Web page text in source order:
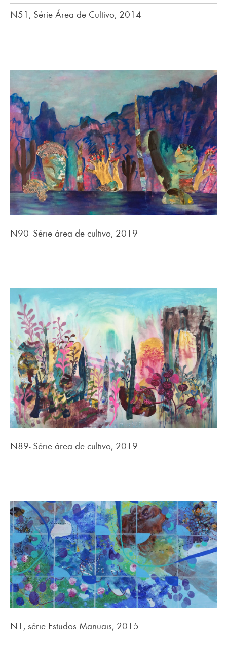
N51, Série Área de Cultivo, 2014
N90- Série área de cultivo, 2019
N89- Série área de cultivo, 2019
N1, série Estudos Manuais, 2015